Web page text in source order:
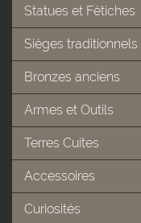
Statues et Fétiches
Sièges traditionnels
Bronzes anciens
Armes et Outils
Terres Cuites
Accessoires
Curiosités